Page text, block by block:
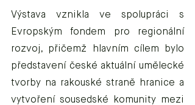
Výstava vznikla ve spolupráci s
Evropským fondem pro regionální
rozvoj, přičemž hlavním cílem bylo
představení české aktuální umělecké
tvorby na rakouské straně hranice a
vytvoření sousedské komunity mezi